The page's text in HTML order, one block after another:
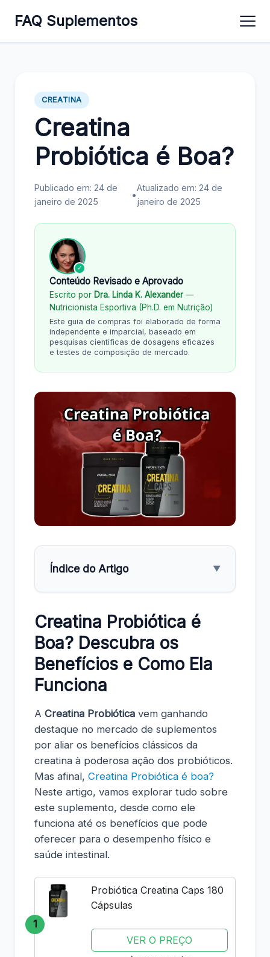
FAQ Suplementos
CREATINA
Creatina
Probiótica é Boa?
Publicado em: 24 de
janeiro de 2025
•
Atualizado em: 24 de
janeiro de 2025
✓
Conteúdo Revisado e Aprovado
Escrito por Dra. Linda K. Alexander—
Nutricionista Esportiva (Ph.D. em Nutrição)
Este guia de compras foi elaborado de forma
independente e imparcial, baseado em
pesquisas científicas de dosagens eficazes
e testes de composição de mercado.
Índice do Artigo ▼
Creatina Probiótica é
Boa? Descubra os
Benefícios e Como Ela
Funciona
A Creatina Probiótica vem ganhando
destaque no mercado de suplementos
por aliar os benefícios clássicos da
creatina à poderosa ação dos probióticos.
Mas afinal, Creatina Probiótica é boa?
Neste artigo, vamos explorar tudo sobre
este suplemento, desde como ele
funciona até os benefícios que pode
oferecer para o desempenho físico e
saúde intestinal.
1
Probiótica Creatina Caps 180
Cápsulas
VER O PREÇO